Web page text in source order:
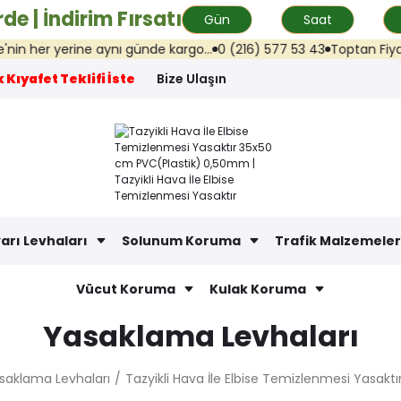
| İndirim Fırsatı Gün
Saat
yerine aynı günde kargo... 0 (216) 577 53 43 Toptan Fiyat
Kıyafet Teklifi İste
Bize Ulaşın
Levhaları Solunum Koruma Trafik
Vücut Koruma Kulak Koruma
Yasaklama Levhaları
Levhaları Tazyikli Hava İle Elbise Temizlenmesi